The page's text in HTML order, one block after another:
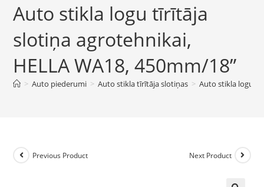
Auto stikla logu tīrītāja
slotiņa agrotehnikai,
HELLA WA18, 450mm/18”
> Auto piederumi > Auto stikla tīrītāja slotiņas > Auto stikla logu
Previous Product Next Product